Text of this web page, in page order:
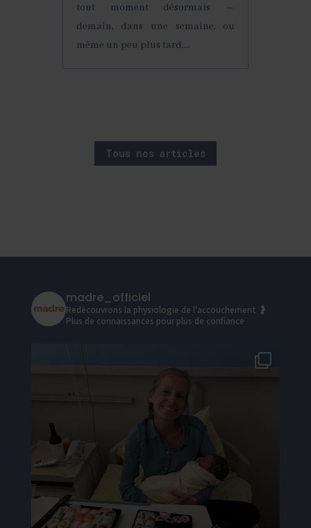
tout moment désormais —
demain, dans une semaine, ou
même un peu plus tard....
Tous nos articles
madre_officiel
Redécouvrons la physiologie de l’accouchement 🤰
Plus de connaissances pour plus de confiance